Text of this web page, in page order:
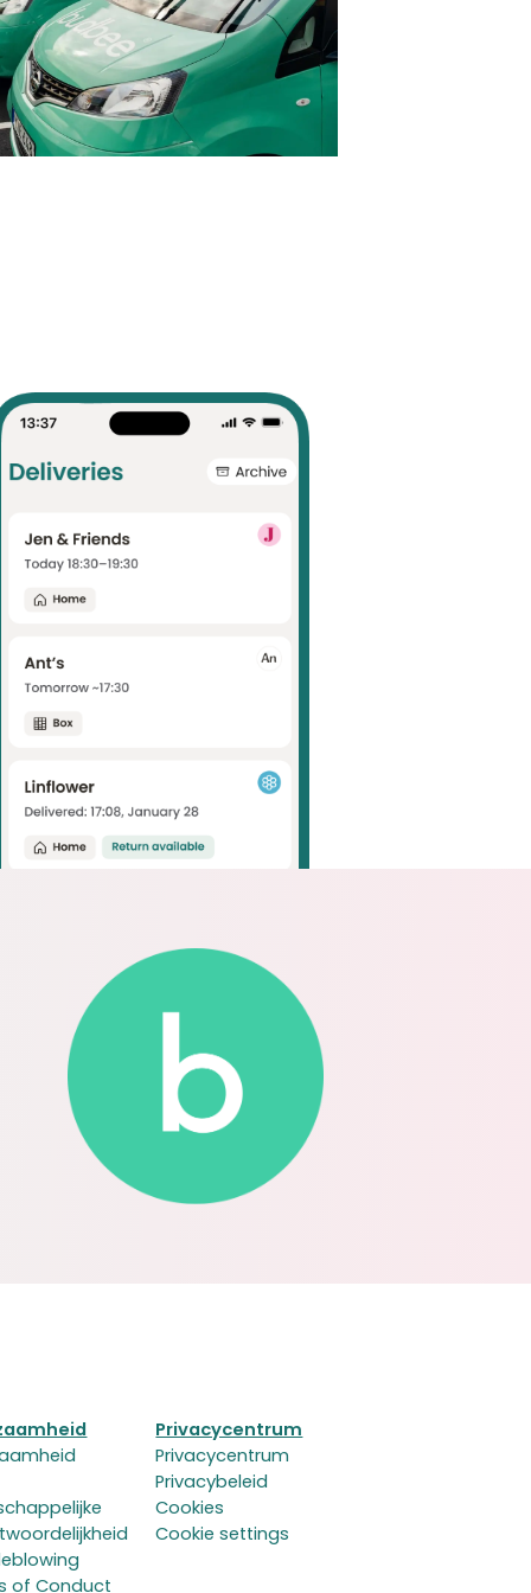
of Conduct
Privacycentrum
Privacycentrum
Privacybeleid
Cookies
Cookie settings